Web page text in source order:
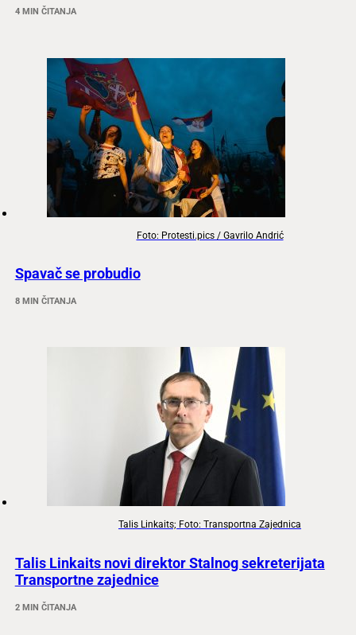
4 MIN ČITANJA
Foto: Protesti.pics / Gavrilo Andrić
Spavač se probudio
8 MIN ČITANJA
Talis Linkaits; Foto: Transportna Zajednica
Talis Linkaits novi direktor Stalnog sekreterijata
Transportne zajednice
2 MIN ČITANJA